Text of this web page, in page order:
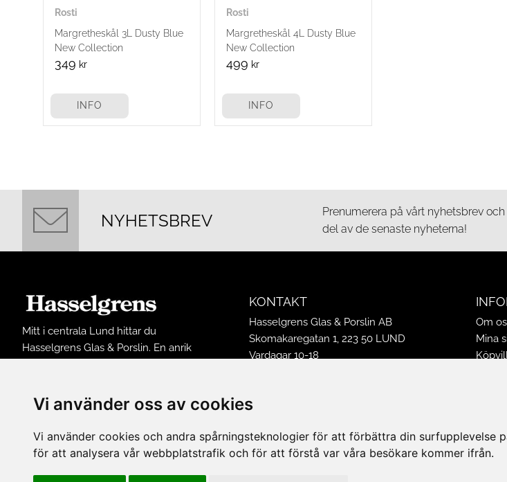
Vi använder oss av cookies
Vi använder cookies och andra spårningsteknologier för att förbättra din surfupplevelse
för att analysera vår webbplatstrafik och för att förstå var våra besökare kommer ifrån.
Rosti
Margretheskål 3L Dusty Blue
New Collection
349 kr
INFO
Rosti
Margretheskål 4L Dusty Blue
New Collection
499 kr
INFO
NYHETSBREV
Prenumerera på vårt nyhetsbrev och
del av de senaste nyheterna!
Mitt i centrala Lund hittar du
Hasselgrens Glas & Porslin. En anrik
sortiment av inredningsprodukter och
husgeråd från många kända
varumärken.
KONTAKT
Hasselgrens Glas & Porslin AB
Skomakaregatan 1, 223 50 LUND
Vardagar 10-18
Avvikande öppettider 2026
E-post:butik@hasselgrens.se
Om
Mina